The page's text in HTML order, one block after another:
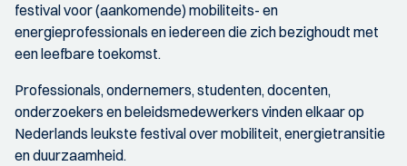
festival voor (aankomende) mobiliteits- en
energieprofessionals en iedereen die zich bezighoudt met
een leefbare toekomst.
Professionals, ondernemers, studenten, docenten,
onderzoekers en beleidsmedewerkers vinden elkaar op
Nederlands leukste festival over mobiliteit, energietransitie
en duurzaamheid.